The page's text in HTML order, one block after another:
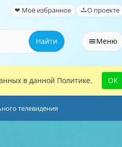
❤ Моё избранное О проекте
Найти Меню
в данной Политике. OK
телевидения